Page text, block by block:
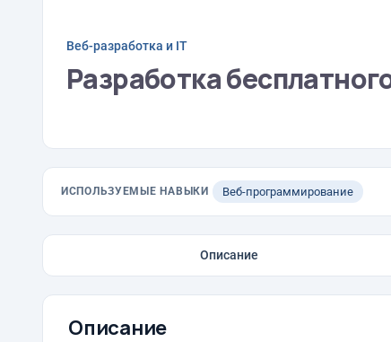
Веб-разработка и IT
Разработка
ИСПОЛЬЗУЕМЫЕ НАВЫКИ Веб-программирование
Описание
Описание